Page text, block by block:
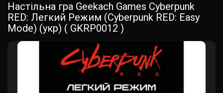
Настільна гра Geekach Games Cyberpunk
RED: Легкий Режим (Cyberpunk RED: Easy
Mode) (укр) ( GKRP0012 )